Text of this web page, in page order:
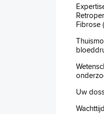
Fibrose
Uw